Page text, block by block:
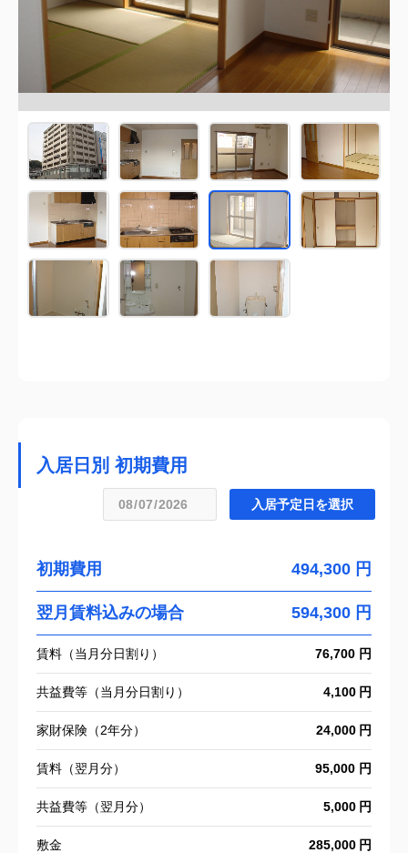
入居日別 初期費用
初期費用 494,300 円
翌月賃料込みの場合 594,300 円
賃料（当月分日割り） 76,700 円
共益費等（当月分日割り） 4,100
家財保険（2年分） 24,000
賃料（翌月分） 95,000 円
共益費等（翌月分） 5,000
敷金 285,000